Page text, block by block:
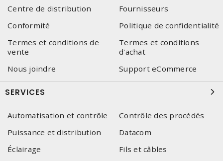
Centre de distribution
Fournisseurs
Conformité
Politique de confidentialité
Termes et conditions de
vente
Termes et conditions
d'achat
Nous joindre
Support eCommerce
SERVICES
Automatisation et contrôle
Contrôle des procédés
Puissance et distribution
Datacom
Éclairage
Fils et câbles